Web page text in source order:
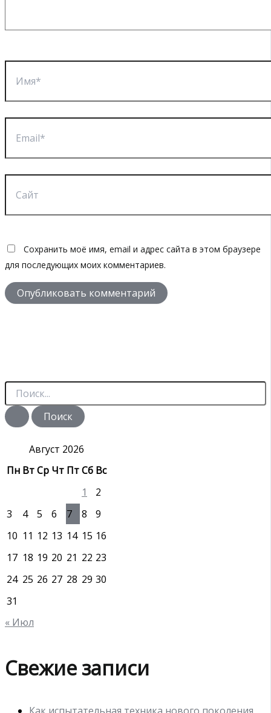
Сохранить моё имя, email и адрес сайта в этом браузере
для последующих моих комментариев.
П
и
с
Август 2026
Пн ВтСр Чт ПтСб Вс
1
2
3
4 5 6 7 8
9
10 11 12 13 14 15 16
17 18 19 20 21 22 23
24 25 26 27 28 29 30
31
« Июл
Свежие записи